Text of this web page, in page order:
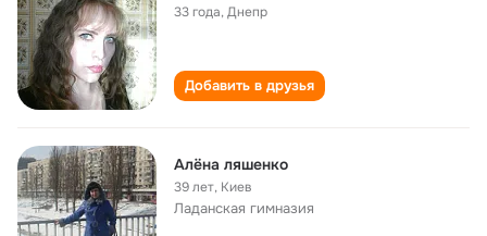
33 года,Днепр
Добавить в друзья
Алёна ляшенко
39 лет, Киев
Ладанская гимназия